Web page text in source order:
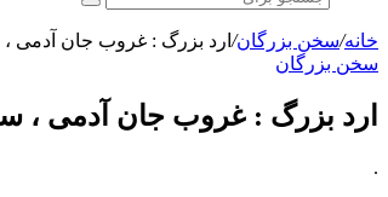
جستجو
برای
خانه/سخن بزرگان/ ارد بزرگ : غروب جان آدمی
سخن بزرگان
ارد بزرگ : غروب جان آدمی ،
.